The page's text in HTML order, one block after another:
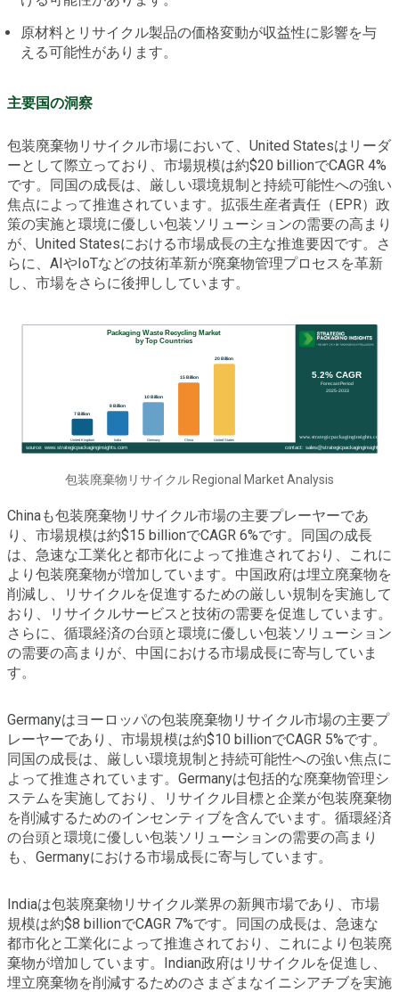
原材料とリサイクル製品の価格変動が収益性に影響を与
える可能性があります。
主要国の洞察
包装廃棄物リサイクル市場において、United Statesはリーダ
ーとして際立っており、市場規模は約$20 billionでCAGR 4%
です。同国の成長は、厳しい環境規制と持続可能性への強い
焦点によって推進されています。拡張生産者責任（EPR）政
策の実施と環境に優しい包装ソリューションの需要の高まり
が、United Statesにおける市場成長の主な推進要因です。さ
らに、AIやIoTなどの技術革新が廃棄物管理プロセスを革新
し、市場をさらに後押ししています。
包装廃棄物リサイクル Regional Market Analysis
Chinaも包装廃棄物リサイクル市場の主要プレーヤーであ
り、市場規模は約$15 billionでCAGR 6%です。同国の成長
は、急速な工業化と都市化によって推進されており、これに
より包装廃棄物が増加しています。中国政府は埋立廃棄物を
削減し、リサイクルを促進するための厳しい規制を実施して
おり、リサイクルサービスと技術の需要を促進しています。
さらに、循環経済の台頭と環境に優しい包装ソリューション
の需要の高まりが、中国における市場成長に寄与していま
す。
Germanyはヨーロッパの包装廃棄物リサイクル市場の主要プ
レーヤーであり、市場規模は約$10 billionでCAGR 5%です。
同国の成長は、厳しい環境規制と持続可能性への強い焦点に
よって推進されています。Germanyは包括的な廃棄物管理シ
ステムを実施しており、リサイクル目標と企業が包装廃棄物
を削減するためのインセンティブを含んでいます。循環経済
の台頭と環境に優しい包装ソリューションの需要の高まり
も、Germanyにおける市場成長に寄与しています。
Indiaは包装廃棄物リサイクル業界の新興市場であり、市場
規模は約$8 billionでCAGR 7%です。同国の成長は、急速な
都市化と工業化によって推進されており、これにより包装廃
棄物が増加しています。Indian政府はリサイクルを促進し、
埋立廃棄物を削減するためのさまざまなイニシアチブを実施